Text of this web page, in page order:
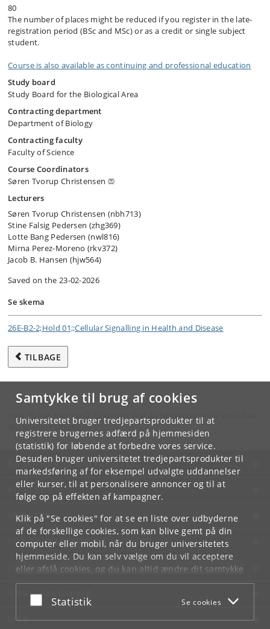
Samtykke til brug af cookies
Universitetet bruger tredjepartsprodukter til at
registrere brugernes adfærd på hjemmesiden
(statistik) for løbende at forbedre vores service.
Desuden bruger universitetet tredjepartsprodukter til
markedsføring af for eksempel udvalgte uddannelser
eller kurser, til at personalisere annoncer og til at
følge op på effekten af kampagner.
Klik på "Se cookies" for at se en liste over udbyderne
af de forskellige cookies, som kan blive gemt på din
computer eller mobil, når du bruger universitetets
hjemmeside. Du kan selv vælge om du vil acceptere
eller afslå cookies, og du kan altid ændre dit samtykke
underCookie- og privatlivspolitiksom du finder i
bunden af hver side.
Acceptér eller afslå
Statistik Se cookies
80
The number of places might be reduced if you register in the late-
registration period (BSc and MSc) or as a credit or single subject
student.
Course is also available as continuing and professional education
Study board
Study Board for the Biological Area
Contracting department
Department of Biology
Contracting faculty
Faculty of Science
Course Coordinators
Søren Tvorup Christensen
Lecturers
Søren Tvorup Christensen (nbh713)
Stine Falsig Pedersen (zhg369)
Lotte Bang Pedersen (nwl816)
Mirna Perez-Moreno (rkv372)
Jacob B. Hansen (hjw564)
Saved on the 23-02-2026
Se skema
26E-B2-2;Hold 01;;Cellular Signalling in Health and Disease
TILBAGE
Hvis du har spørgsmål til kurset, skal du henvende dig til din lokale
studieadministration.
KØBENHAVNS UNIVERSITET
KONTAKT
SERVICES
FOR STUDERENDE OG ANSATTE
JOB OG KARRIERE
NØDSITUATIONER
WEB